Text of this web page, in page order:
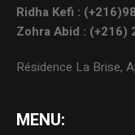
Ridha Kefi :
Zohra Abid : (+216)
Résidence La Brise,
MENU: